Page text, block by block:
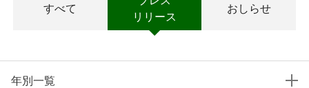
経営理念
すべて
リリース
おしらせ
年別一覧